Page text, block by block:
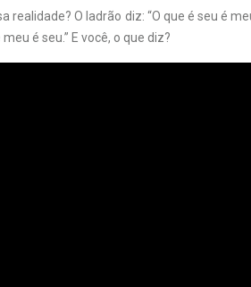
O ladrão diz: “O que é seu é
é seu.” E você, o que diz?